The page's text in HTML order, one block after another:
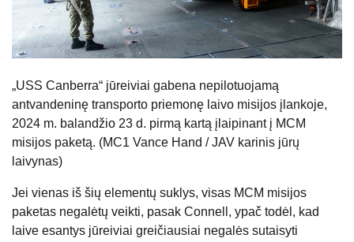
„USS Canberra“ jūreiviai gabena nepilotuojamą
antvandeninę transporto priemonę laivo misijos įlankoje,
2024 m. balandžio 23 d. pirmą kartą įlaipinant į MCM
misijos paketą. (MC1 Vance Hand / JAV karinis jūrų
laivynas)
Jei vienas iš šių elementų suklys, visas MCM misijos
paketas negalėtų veikti, pasak Connell, ypač todėl, kad
laive esantys jūreiviai greičiausiai negalės sutaisyti